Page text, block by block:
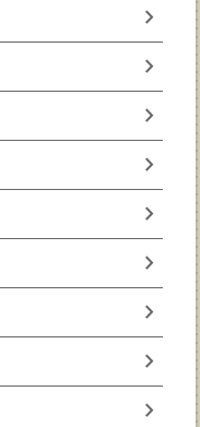
chevron_right
chevron_right
chevron_right
chevron_right
chevron_right
chevron_right
chevron_right
chevron_right
chevron_right